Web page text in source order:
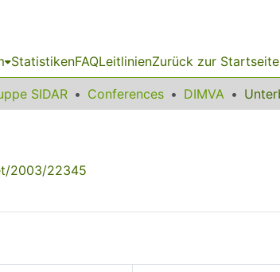
StatistikenFAQLeitlinienZurück zur Startseite
SIDAR Conferences DIMVA
2003/22345